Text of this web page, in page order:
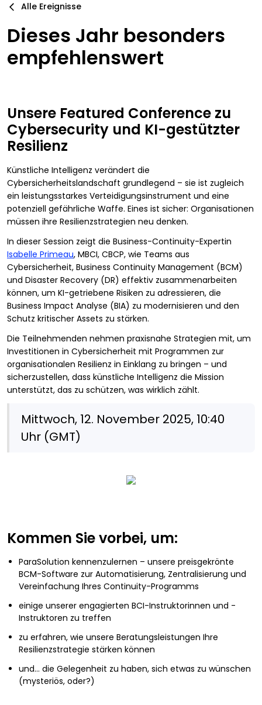
Alle Ereignisse
Dieses Jahr besonders
empfehlenswert
Unsere Featured Conference zu
Cybersecurity und KI-gestützter
Resilienz
Künstliche Intelligenz verändert die
Cybersicherheitslandschaft grundlegend – sie ist zugleich
ein leistungsstarkes Verteidigungsinstrument und eine
potenziell gefährliche Waffe. Eines ist sicher: Organisationen
müssen ihre Resilienzstrategien neu denken.
In dieser Session zeigt die Business-Continuity-Expertin
Isabelle Primeau, MBCI, CBCP, wie Teams aus
Cybersicherheit, Business Continuity Management (BCM)
und Disaster Recovery (DR) effektiv zusammenarbeiten
können, um KI-getriebene Risiken zu adressieren, die
Business Impact Analyse (BIA) zu modernisieren und den
Schutz kritischer Assets zu stärken.
Die Teilnehmenden nehmen praxisnahe Strategien mit, um
Investitionen in Cybersicherheit mit Programmen zur
organisationalen Resilienz in Einklang zu bringen – und
sicherzustellen, dass künstliche Intelligenz die Mission
unterstützt, das zu schützen, was wirklich zählt.
Mittwoch, 12. November 2025, 10:40
Uhr (GMT)
Kommen Sie vorbei, um:
ParaSolution kennenzulernen – unsere preisgekrönte
BCM-Software zur Automatisierung, Zentralisierung und
Vereinfachung Ihres Continuity-Programms
einige unserer engagierten BCI-Instruktorinnen und -
Instruktoren zu treffen
zu erfahren, wie unsere Beratungsleistungen Ihre
Resilienzstrategie stärken können
und… die Gelegenheit zu haben, sich etwas zu wünschen
(mysteriös, oder?)